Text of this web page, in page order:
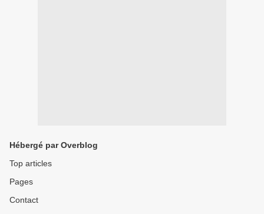
Hébergé par Overblog
Top articles
Pages
Contact